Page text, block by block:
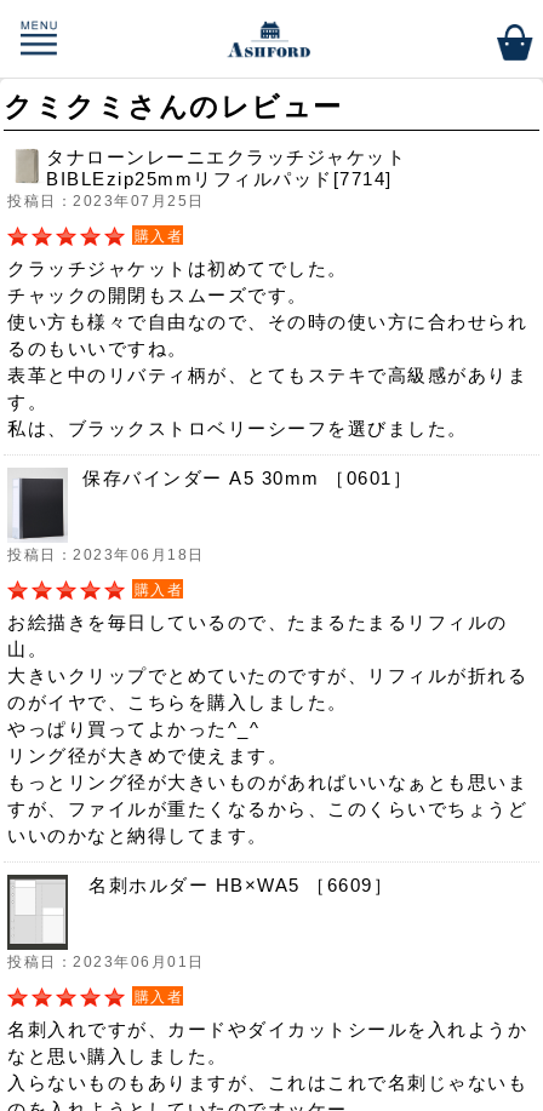
クミクミさんのレビュー
タナローンレーニエクラッチジャケット
BIBLEzip25mmリフィルパッド[7714]
投稿日：2023年07月25日
購入者
クラッチジャケットは初めてでした。
チャックの開閉もスムーズです。
使い方も様々で自由なので、その時の使い方に合わせられ
るのもいいですね。
表革と中のリバティ柄が、とてもステキで高級感がありま
す。
私は、ブラックストロベリーシーフを選びました。
保存バインダー A5 30mm ［0601］
投稿日：2023年06月18日
購入者
お絵描きを毎日しているので、たまるたまるリフィルの
山。
大きいクリップでとめていたのですが、リフィルが折れる
のがイヤで、こちらを購入しました。
やっぱり買ってよかった^_^
リング径が大きめで使えます。
もっとリング径が大きいものがあればいいなぁとも思いま
すが、ファイルが重たくなるから、このくらいでちょうど
いいのかなと納得してます。
名刺ホルダー HB×WA5 ［6609］
投稿日：2023年06月01日
購入者
名刺入れですが、カードやダイカットシールを入れようか
なと思い購入しました。
入らないものもありますが、これはこれで名刺じゃないも